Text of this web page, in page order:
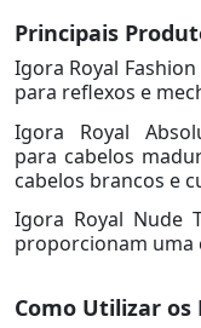
Principais
Igora Royal
para reflexos e
Igora Royal
para cabelos
cabelos brancos e
Igora Royal Nude
proporcionam uma
Como Utilizar os